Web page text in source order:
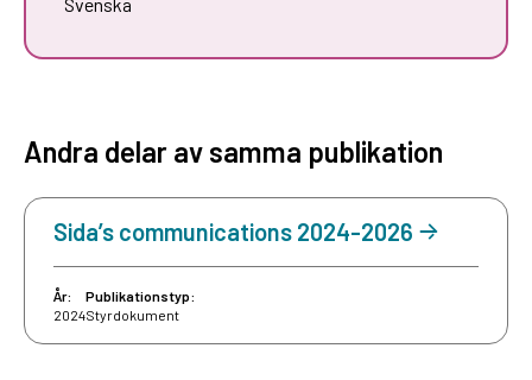
Andra delar av samma publikation
Sida’s communications 2024-2026
År:
2024
Publikationstyp:
Styrdokument